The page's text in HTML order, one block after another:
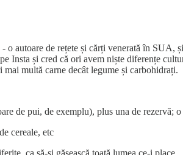
o autoare de rețete și cărți venerată în
pe Insta și cred că ori avem niște diferențe
multă carne decât legume și carbohidrați.
de pui, de exemplu), plus una de rezervă;
cereale, etc
ca să-și găsească toată lumea ce-i place.